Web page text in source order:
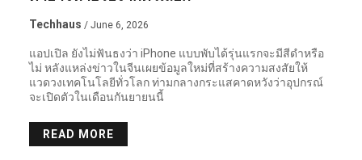
Techhaus / June 6, 2026
แอปเปิล ยังไม่ฟันธงว่า iPhone แบบพับได้รุ่นแรกจะมีสีดำหรือ
ไม่ หลังแหล่งข่าวในจีนเผยข้อมูลใหม่ที่สร้างความสงสัยให้
แวดวงเทคโนโลยีทั่วโลก ท่ามกลางกระแสคาดหวังว่าอุปกรณ์
จะเปิดตัวในเดือนกันยายนนี้
READ MORE